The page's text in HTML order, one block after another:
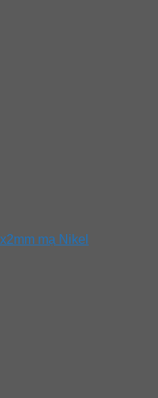
mạ Nikel